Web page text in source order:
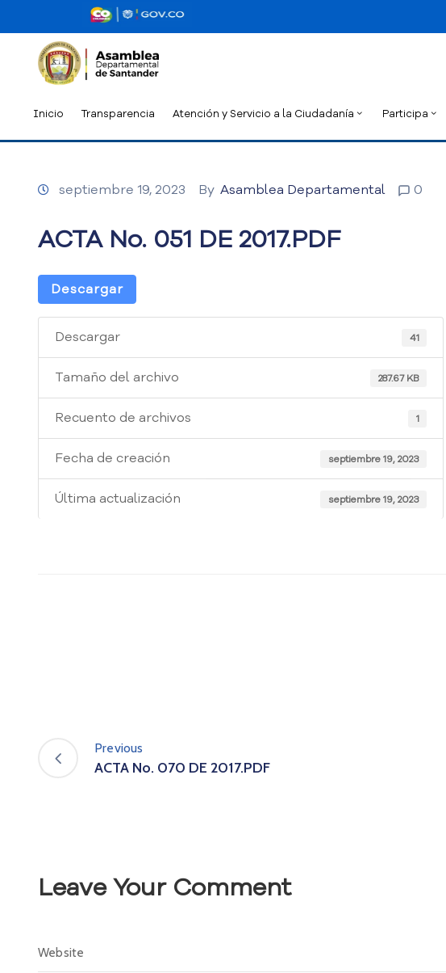
Inicio Transparencia Atención y Servicio a la Ciudadanía Participa
septiembre 19, 2023 By Asamblea Departamental 0
ACTA No. 051 DE 2017.PDF
Descargar
Descargar 41
Tamaño del archivo 287.67 KB
Recuento de archivos 1
Fecha de creación septiembre 19, 2023
Última actualización septiembre 19, 2023
Previous
ACTA No. 070 DE 2017.PDF
Leave Your Comment